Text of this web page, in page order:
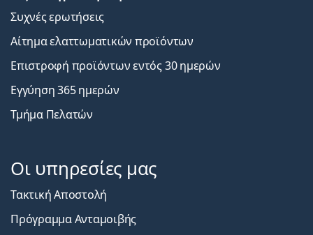
Συχνές ερωτήσεις
Αίτημα ελαττωματικών προϊόντων
Επιστροφή προϊόντων εντός 30 ημερών
Εγγύηση 365 ημερών
Τμήμα Πελατών
Οι υπηρεσίες μας
Τακτική Αποστολή
Πρόγραμμα Ανταμοιβής